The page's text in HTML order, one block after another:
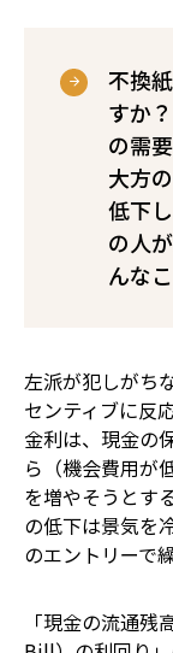
不換
すか
の需
大方
低下
の人
んな
左派が犯しがち
センティブに反
金利は、現金の
ら（機会費用が
を増やそうとす
の低下は景気を
のエントリーで
「現金の流通